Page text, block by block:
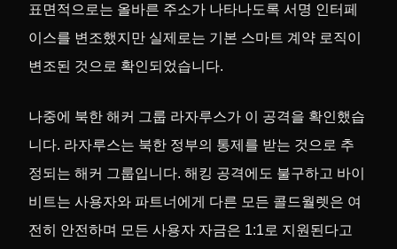
표면적으로는 올바른 주소가 나타나도록 서명 인터페
이스를 변조했지만 실제로는 기본 스마트 계약 로직이
변조된 것으로 확인되었습니다.
나중에 북한 해커 그룹 라자루스가 이 공격을 확인했습
니다. 라자루스는 북한 정부의 통제를 받는 것으로 추
정되는 해커 그룹입니다. 해킹 공격에도 불구하고 바이
비트는 사용자와 파트너에게 다른 모든 콜드월렛은 여
전히 안전하며 모든 사용자 자금은 1:1로 지원된다고